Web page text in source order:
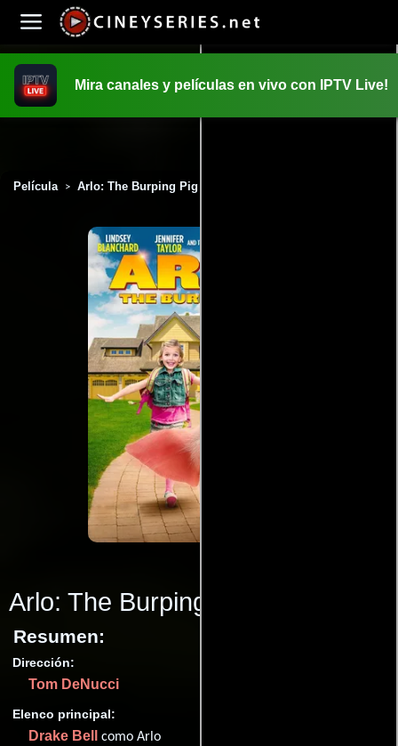
Mira canales y películas en vivo con IPTV Live!
Película > Arlo: The Burping Pig (2016)
Arlo: The Burping Pig
Resumen:
Dirección:
Tom DeNucci
Elenco principal:
Drake Bell como Arlo